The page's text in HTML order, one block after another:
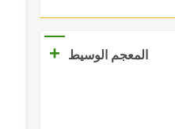
المعجم الوسيط +